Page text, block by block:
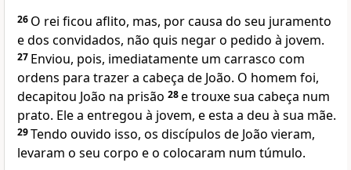
26 O rei ficou aflito, mas, por causa do seu juramento
e dos convidados, não quis negar o pedido à jovem.
27 Enviou, pois, imediatamente um carrasco com
ordens para trazer a cabeça de João. O homem foi,
decapitou João na prisão 28e trouxe sua cabeça num
prato. Ele a entregou à jovem, e esta a deu à sua mãe.
29Tendo ouvido isso, os discípulos de João vieram,
levaram o seu corpo e o colocaram num túmulo.